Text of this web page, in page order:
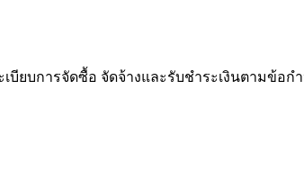
ยบการจัดซื้อ จัดจ้างและรับชำระเงินตามข้อ